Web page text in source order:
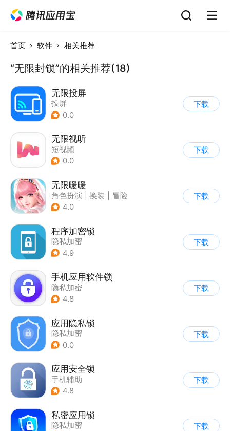
首页 软件 相关推荐
“无限封锁”的相关推荐(18)
无限投屏
投屏
0.0
下载
无限视听
短视频
0.0
下载
无限暖暖
角色扮演 换装
冒险
| 开放世界
4.0
下载
程序加密锁
隐私加密
4.9
下载
手机应用软件锁
隐私加密
4.8
下载
应用隐私锁
隐私加密
0.0
下载
应用安全锁
手机辅助
4.8
下载
私密应用锁
隐私加密
下载